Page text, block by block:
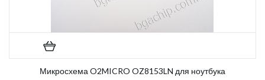
Микросхема O2MICRO OZ8153LN для ноутбука